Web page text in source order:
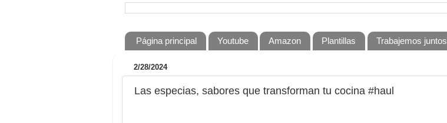
Página principal Youtube Amazon Plantillas Trabajemos juntos
2/28/2024
Las especias, sabores que transforman tu cocina #haul